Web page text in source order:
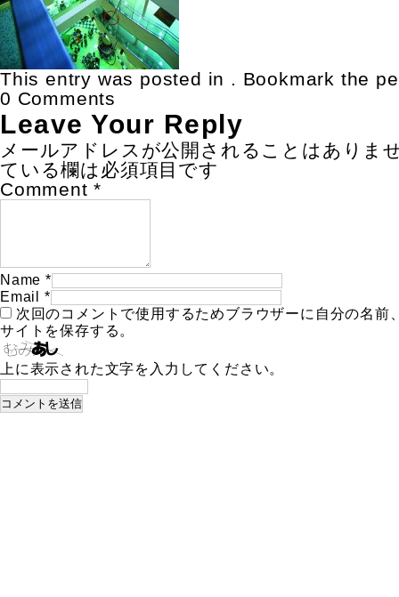
This entry was posted in . Bookmark the
0 Comments
Leave Your Reply
メールアドレスが公開されることはありま
ている欄は必須項目です
Comment *
Name *
Email
*
次回のコメントで使用するためブラウザーに自分の名前
サイトを保存する。
上に表示された文字を入力してください。